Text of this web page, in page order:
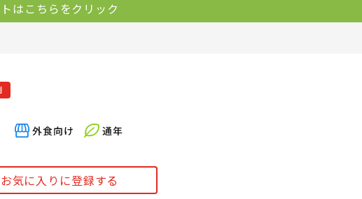
はこちらをクリック
お気に入りに登録する